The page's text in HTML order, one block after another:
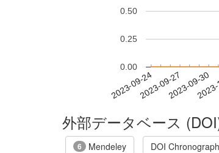
2023-09-242023-09-272023-09-30
0.00
0.25
0.50
外部データベース
6 Mendeley DOI Chronograph